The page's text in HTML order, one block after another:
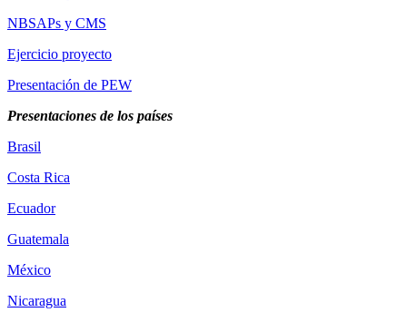
NBSAPs y CMS
Ejercicio proyecto
Presentación de PEW
Presentaciones de los países
Brasil
Costa Rica
Ecuador
Guatemala
México
Nicaragua